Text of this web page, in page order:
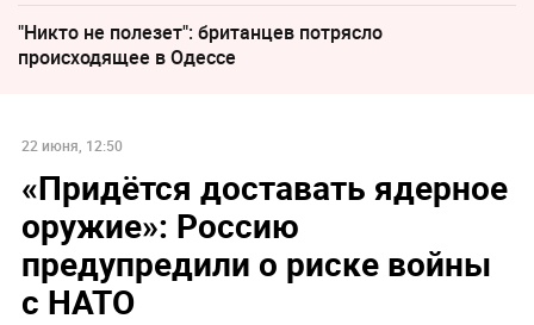
"Никто не полезет": британцев потрясло
происходящее в Одессе
22 июня, 12:50
«Придётся доставать ядерное
оружие»: Россию
предупредили о риске войны
с НАТО